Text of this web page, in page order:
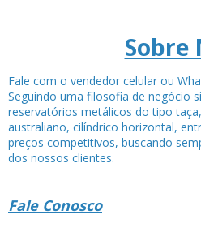
Sobre
Fale com o vendedor celular ou
Seguindo uma filosofia de negócio
reservatórios metálicos do tipo
australiano, cilíndrico horizontal,
preços competitivos, buscando
dos nossos clientes.
Fale Conosco